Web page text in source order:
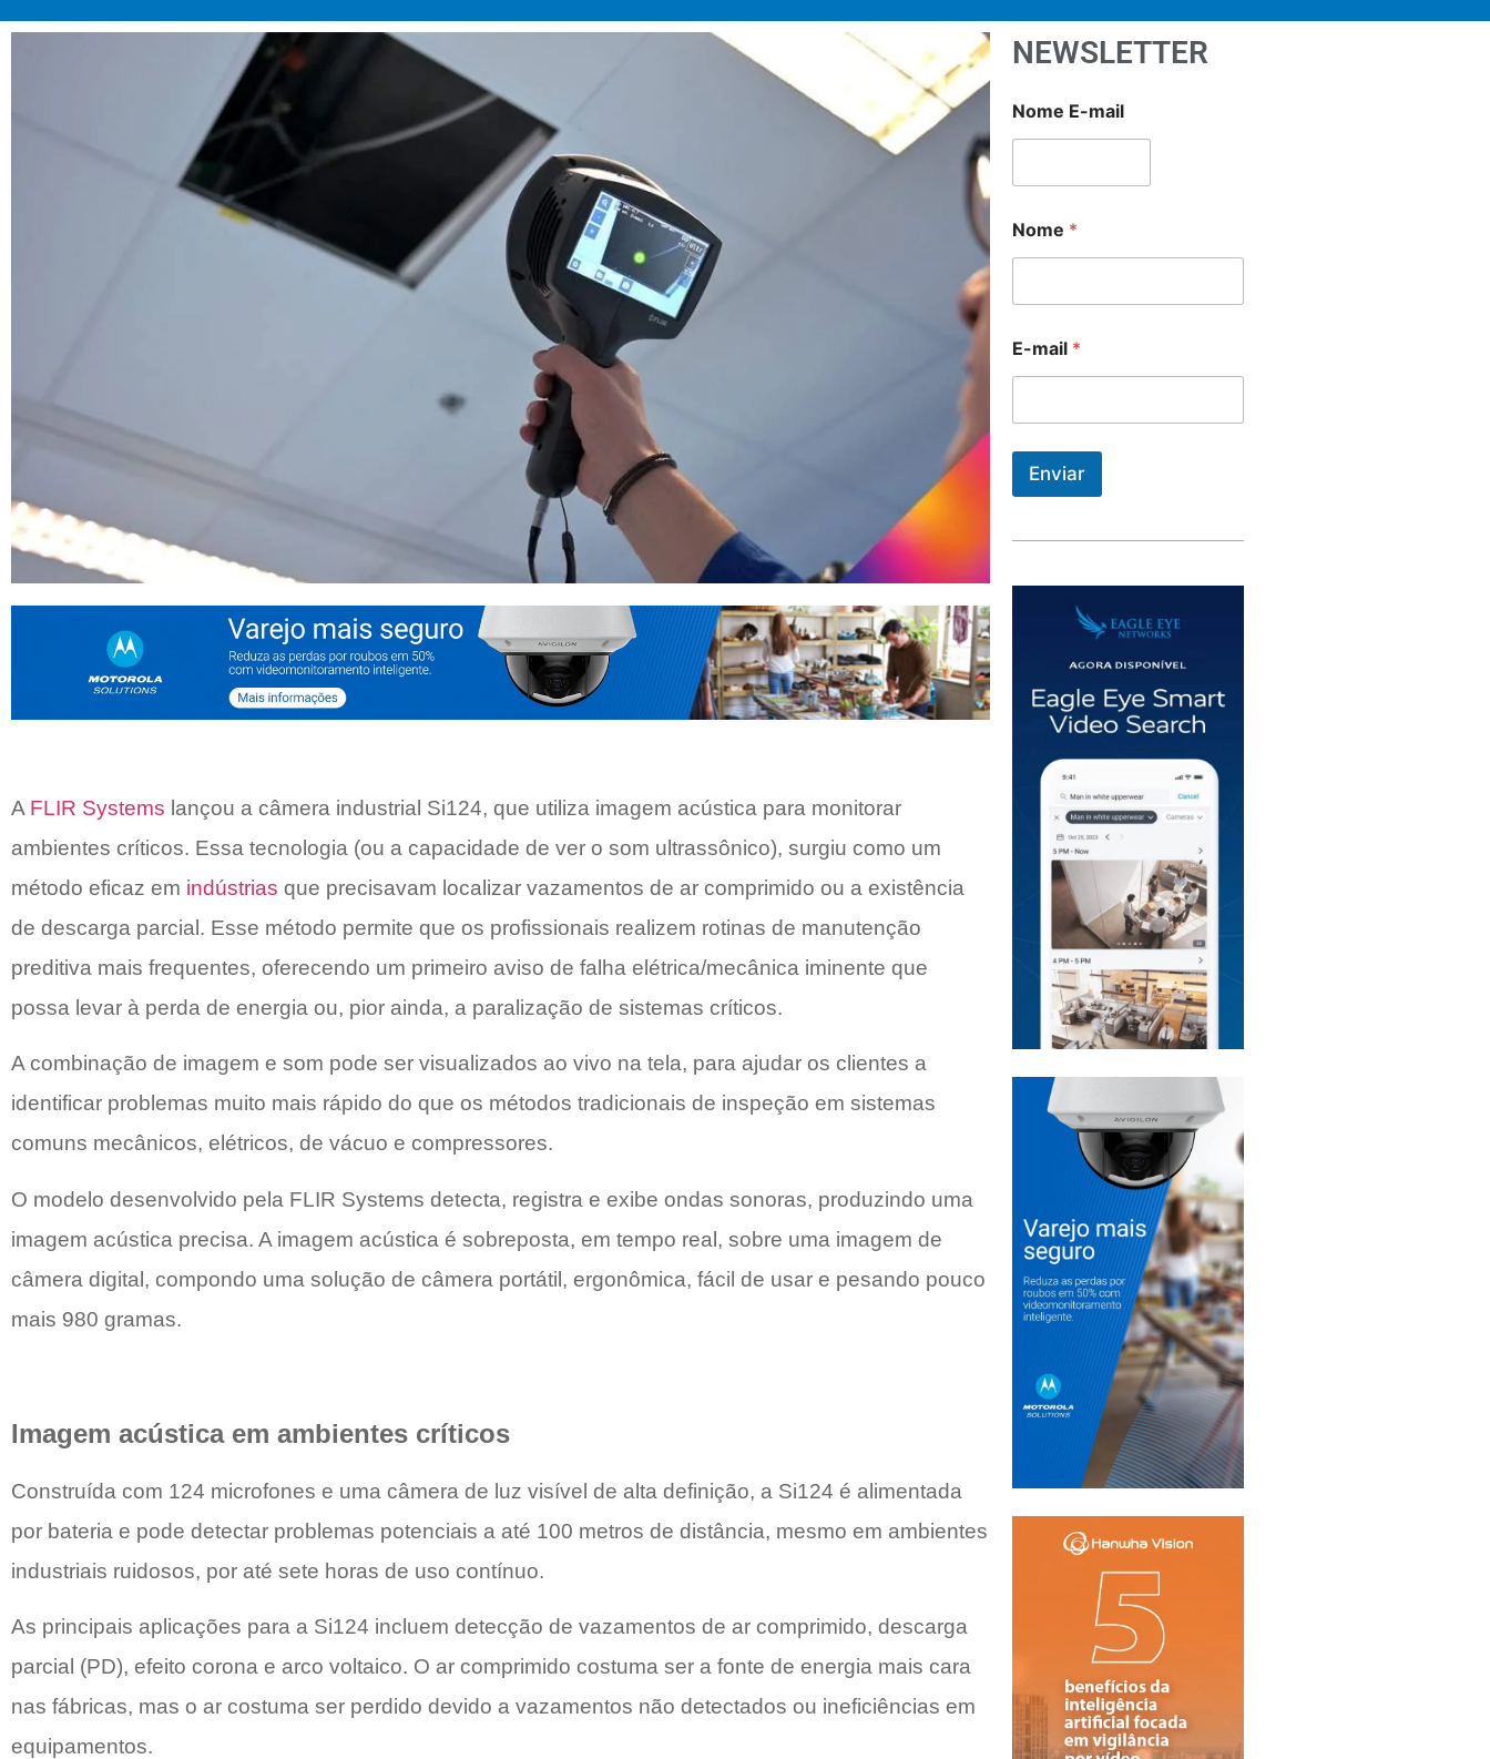
A FLIR Systems lançou a câmera industrial Si124, que utiliza imagem acústica para monitorar
ambientes críticos. Essa tecnologia (ou a capacidade de ver o som ultrassônico), surgiu como um
método eficaz em indústrias que precisavam localizar vazamentos de ar comprimido ou a existência
de descarga parcial. Esse método permite que os profissionais realizem rotinas de manutenção
preditiva mais frequentes, oferecendo um primeiro aviso de falha elétrica/mecânica iminente que
possa levar à perda de energia ou, pior ainda, a paralização de sistemas críticos.
A combinação de imagem e som pode ser visualizados ao vivo na tela, para ajudar os clientes a
identificar problemas muito mais rápido do que os métodos tradicionais de inspeção em sistemas
comuns mecânicos, elétricos, de vácuo e compressores.
O modelo desenvolvido pela FLIR Systems detecta, registra e exibe ondas sonoras, produzindo uma
imagem acústica precisa. A imagem acústica é sobreposta, em tempo real, sobre uma imagem de
câmera digital, compondo uma solução de câmera portátil, ergonômica, fácil de usar e pesando pouco
mais 980 gramas.
Imagem acústica em ambientes críticos
Construída com 124 microfones e uma câmera de luz visível de alta definição, a Si124 é alimentada
por bateria e pode detectar problemas potenciais a até 100 metros de distância, mesmo em ambientes
industriais ruidosos, por até sete horas de uso contínuo.
As principais aplicações para a Si124 incluem detecção de vazamentos de ar comprimido, descarga
parcial (PD), efeito corona e arco voltaico. O ar comprimido costuma ser a fonte de energia mais cara
nas fábricas, mas o ar costuma ser perdido devido a vazamentos não detectados ou ineficiências em
equipamentos.
NEWSLETTER
Nome E-mail
Nome *
E-mail *
Enviar